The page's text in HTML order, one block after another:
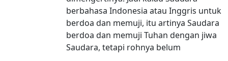
berbahasa Indonesia atau Inggris untuk
berdoa dan memuji, itu artinya Saudara
berdoa dan memuji Tuhan dengan jiwa
Saudara, tetapi rohnya belum